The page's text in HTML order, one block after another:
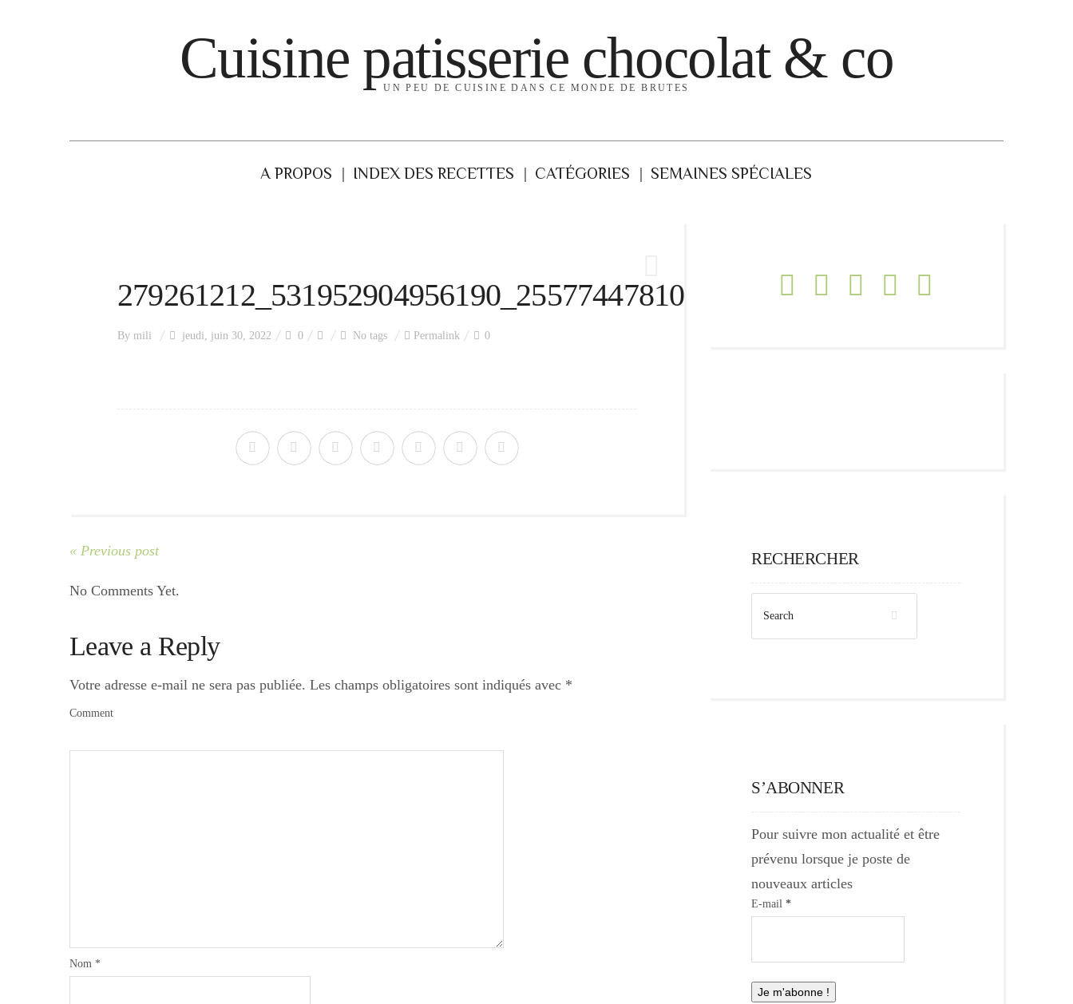
Cuisine patisserie chocolat & co
UN PEU DE CUISINE DANS CE MONDE DE BRUTES
A PROPOS INDEX DES RECETTES CATÉGORIES SEMAINES SPÉCIALES
279261212_531952904956190_2557744781090654904_n
By mili jeudi, juin 30, 2022 0 No tags Permalink 0
« Previous post
No Comments Yet.
Leave a Reply
Votre adresse e-mail ne sera pas publiée. Les champs obligatoires sont indiqués avec *
Comment
Nom *
RECHERCHER
S’ABONNER
Pour suivre mon actualité et être
prévenu lorsque je poste de
nouveaux articles
E-mail *